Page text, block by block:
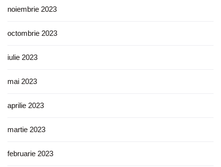
noiembrie 2023
octombrie 2023
iulie 2023
mai 2023
aprilie 2023
martie 2023
februarie 2023